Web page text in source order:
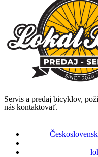
Servis a predaj bicyklov,
nás kontaktovať.